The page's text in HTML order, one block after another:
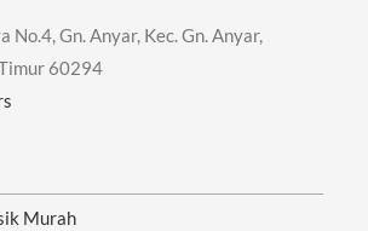
No.4, Gn. Anyar, Kec. Gn. Anyar,
60294
Murah